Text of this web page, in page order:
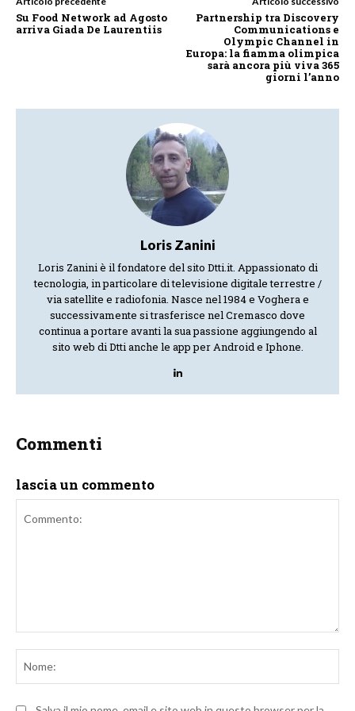
Su Food Network ad Agosto
arriva Giada De Laurentiis
Partnership tra Discovery
Communications e
Olympic Channel in
Europa: la fiamma olimpica
sarà ancora più viva 365
giorni l’anno
Loris Zanini
Loris Zanini è il fondatore del sito Dtti.it. Appassionato di
tecnologia, in particolare di televisione digitale terrestre /
via satellite e radiofonia. Nasce nel 1984 e Voghera e
successivamente si trasferisce nel Cremasco dove
continua a portare avanti la sua passione aggiungendo al
sito web di Dtti anche le app per Android e Iphone.
Commenti
lascia un commento